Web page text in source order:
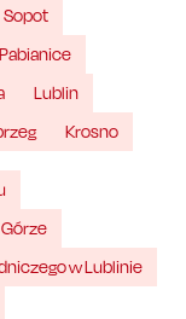
Sopot
Pabianice
Lublin
Krosno
w Lublinie